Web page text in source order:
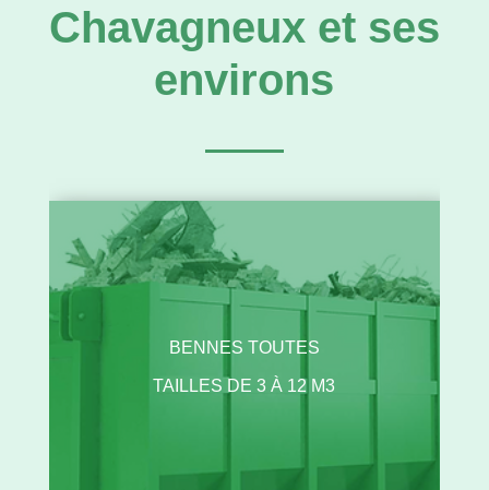
Chavagneux et ses
environs
BENNES TOUTES
TAILLES DE 3 À 12 M3